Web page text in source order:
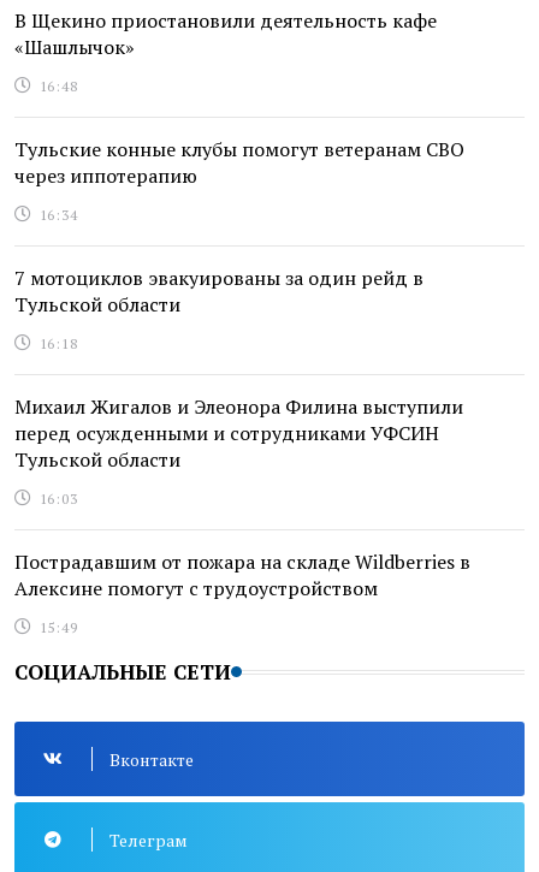
В Щекино приостановили деятельность кафе
«Шашлычок»
16:48
Тульские конные клубы помогут ветеранам СВО
через иппотерапию
16:34
7 мотоциклов эвакуированы за один рейд в
Тульской области
16:18
Михаил Жигалов и Элеонора Филина выступили
перед осужденными и сотрудниками УФСИН
Тульской области
16:03
Пострадавшим от пожара на складе Wildberries в
Алексине помогут с трудоустройством
15:49
СОЦИАЛЬНЫЕ СЕТИ
Вконтакте
Телеграм